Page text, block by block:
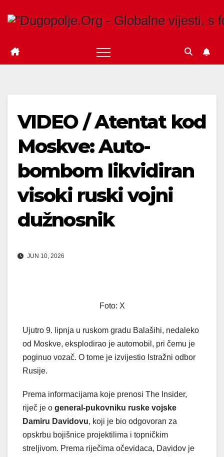
VIDEO / Atentat kod
Moskve: Auto-
bombom likvidiran
visoki ruski vojni
dužnosnik
JUN 10, 2026
Foto: X
Ujutro 9. lipnja u ruskom gradu Balašihi, nedaleko
od Moskve, eksplodirao je automobil, pri čemu je
poginuo vozač. O tome je izvijestio Istražni odbor
Rusije.
Prema informacijama koje prenosi The Insider,
riječ je o general-pukovniku ruske vojske
Damiru Davidovu, koji je bio odgovoran za
opskrbu bojišnice projektilima i topničkim
streljivom. Prema riječima očevidaca, Davidov je